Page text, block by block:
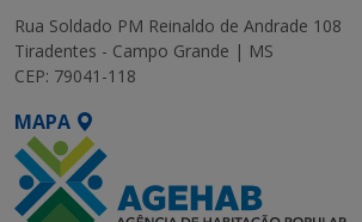
Rua Soldado PM Reinaldo de Andrade 108
Tiradentes - Campo Grande | MS
CEP: 79041-118
MAPA